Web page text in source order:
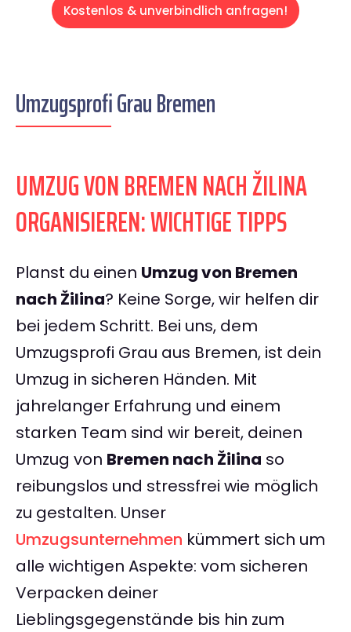
Kostenlos & unverbindlich anfragen!
Umzugsprofi Grau Bremen
UMZUG VON BREMEN NACH ŽILINA
ORGANISIEREN: WICHTIGE TIPPS
Planst du einen Umzug von Bremen
nach Žilina? Keine Sorge, wir helfen dir
bei jedem Schritt. Bei uns, dem
Umzugsprofi Grau aus Bremen, ist dein
Umzug in sicheren Händen. Mit
jahrelanger Erfahrung und einem
starken Team sind wir bereit, deinen
Umzug von Bremen nach Žilina so
reibungslos und stressfrei wie möglich
zu gestalten. Unser
Umzugsunternehmen kümmert sich um
alle wichtigen Aspekte: vom sicheren
Verpacken deiner
Lieblingsgegenstände bis hin zum